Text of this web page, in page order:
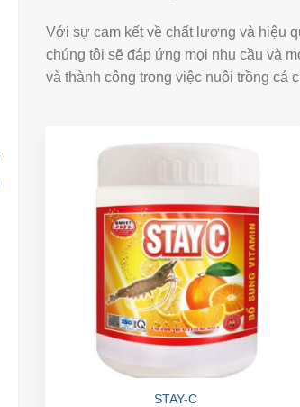
Với sự cam kết về chất lượng và hiệu
chúng tôi sẽ đáp ứng mọi nhu cầu và
và thành công trong việc nuôi trồng cá
STAY-C